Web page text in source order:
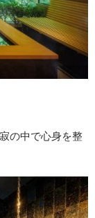
の中で心身を整